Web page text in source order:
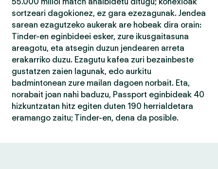
sortzeari dagokionez, ez gara ezezagunak. Jendea
sarean ezagutzeko aukerak are hobeak dira orain:
Tinder-en eginbideei esker, zure ikusgaitasuna
areagotu, eta atsegin duzun jendearen arreta
erakarriko duzu. Ezagutu kafea zuri bezainbeste
gustatzen zaien lagunak, edo aurkitu
badmintonean zure mailan dagoen norbait. Eta,
norabait joan nahi baduzu, Passport eginbideak 40
hizkuntzatan hitz egiten duten 190 herrialdetara
eramango zaitu; Tinder-en, dena da posible.